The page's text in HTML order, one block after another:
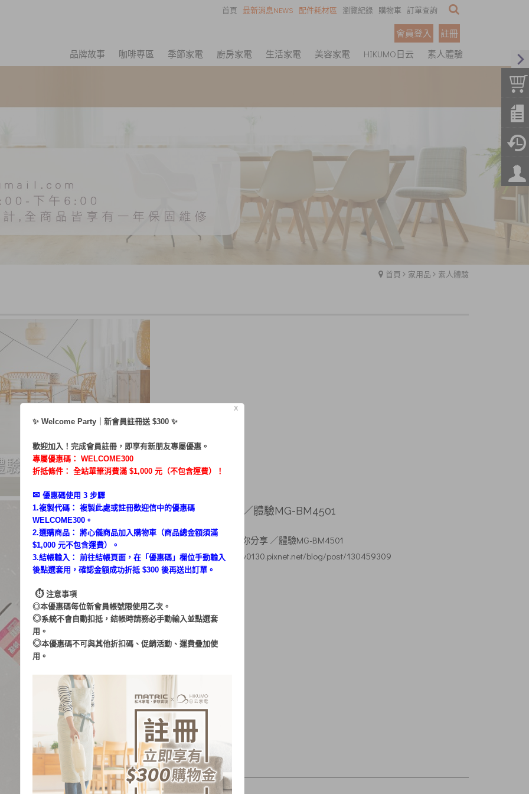
首頁 最新消息NEWS 配件耗材區 瀏覽紀錄 購物車 訂單查詢
會員登入
註冊
品牌故事
咖啡專區 季節家電 廚房家電 生活家電 美容家電 HIKUMO日云 素人體驗
首頁 家用品 素人體驗
庭在這裡，伃你分享 ／體驗MG-BM4501
庭在這裡，伃你分享 ／體驗MG-BM4501
文章出處 ：https://taylorlty0130.pixnet.net/blog/post/130459309
X
✨ Welcome Party｜新會員註冊送 $300 ✨
歡迎加入！完成會員註冊，即享有新朋友專屬優惠。
專屬優惠碼： WELCOME300
折抵條件： 全站單筆消費滿 $1,000 元（不包含運費）！
✉︎ 優惠碼使用 3 步驟
1.複製代碼： 複製此處或註冊歡迎信中的優惠碼
WELCOME300。
2.選購商品： 將心儀商品加入購物車（商品總金額須滿
$1,000 元不包含運費）。
3.結帳輸入： 前往結帳頁面，在「 優惠碼 」欄位手動輸入
後點選套用，確認金額成功折抵 $300 後再送出訂單。
⏱︎ 注意事項
◎本優惠碼每位新會員帳號限使用乙次。
◎系統不會自動扣抵，結帳時請務必手動輸入並點選套
用。
◎本優惠碼不可與其他折扣碼、促銷活動、運費疊加使
用。